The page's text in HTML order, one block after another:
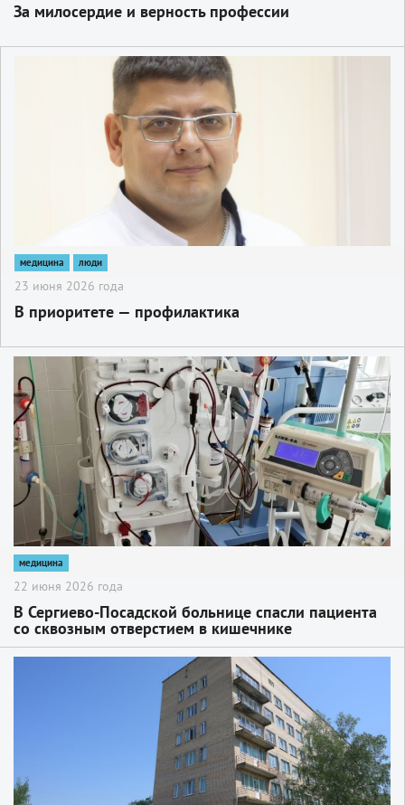
За милосердие и верность профессии
медицина люди
23 июня 2026 года
В приоритете — профилактика
медицина
22 июня 2026 года
В Сергиево-Посадской больнице спасли пациента
со сквозным отверстием в кишечнике